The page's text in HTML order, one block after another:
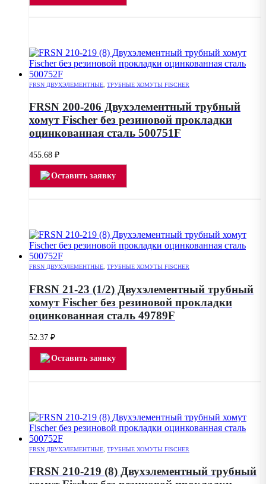
FRSN ДВУХЭЛЕМЕНТНЫЕ ТРУБНЫЕ ХОМУТЫ FISCHER
FRSN 200-206 Двухэлементный трубный
хомут Fischer без резиновой прокладки
оцинкованная сталь 500751F
455.68 ₽
Оставить заявку
FRSN ДВУХЭЛЕМЕНТНЫЕ ТРУБНЫЕ ХОМУТЫ FISCHER
FRSN 21-23 (1/2) Двухэлементный трубный
хомут Fischer без резиновой прокладки
оцинкованная сталь 49789F
52.37 ₽
Оставить заявку
FRSN ДВУХЭЛЕМЕНТНЫЕ ТРУБНЫЕ ХОМУТЫ FISCHER
FRSN 210-219 (8) Двухэлементный трубный